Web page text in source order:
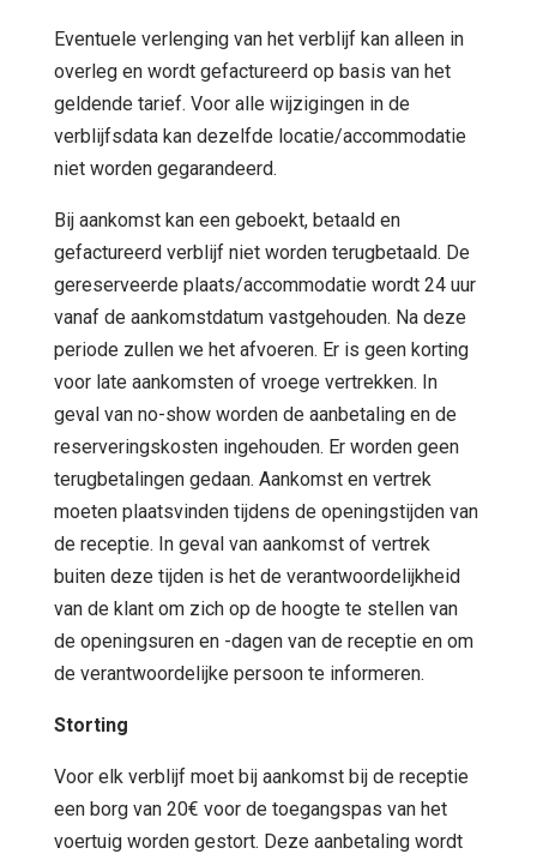
Eventuele verlenging van het verblijf kan alleen in
overleg en wordt gefactureerd op basis van het
geldende tarief. Voor alle wijzigingen in de
verblijfsdata kan dezelfde locatie/accommodatie
niet worden gegarandeerd.
Bij aankomst kan een geboekt, betaald en
gefactureerd verblijf niet worden terugbetaald. De
gereserveerde plaats/accommodatie wordt 24 uur
vanaf de aankomstdatum vastgehouden. Na deze
periode zullen we het afvoeren. Er is geen korting
voor late aankomsten of vroege vertrekken. In
geval van no-show worden de aanbetaling en de
reserveringskosten ingehouden. Er worden geen
terugbetalingen gedaan. Aankomst en vertrek
moeten plaatsvinden tijdens de openingstijden van
de receptie. In geval van aankomst of vertrek
buiten deze tijden is het de verantwoordelijkheid
van de klant om zich op de hoogte te stellen van
de openingsuren en -dagen van de receptie en om
de verantwoordelijke persoon te informeren.
Storting
Voor elk verblijf moet bij aankomst bij de receptie
een borg van 20€ voor de toegangspas van het
voertuig worden gestort. Deze aanbetaling wordt